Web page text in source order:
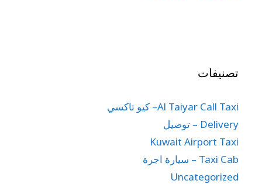
تصنيفات
Al Taiyar Call Taxi– كيو تاكسي
Delivery – توصيل
Kuwait Airport Taxi
Taxi Cab – سيارة اجرة
Uncategorized